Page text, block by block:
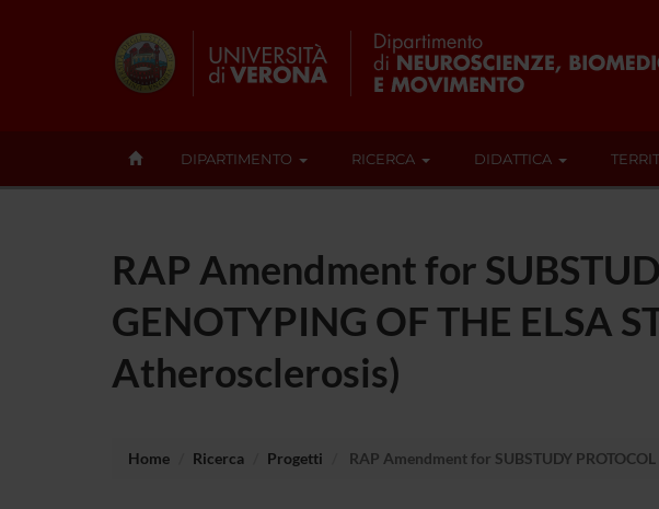
DIPARTIMENTO RICERCA DIDATTICA
RAP Amendment for
GENOTYPING OF THE ELSA
Atherosclerosis)
Home Ricerca Progetti RAP Amendment for SUBSTUDY